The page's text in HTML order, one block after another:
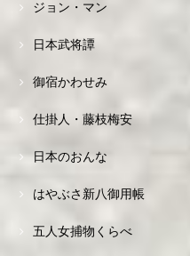
ジョン・マン
日本武将譚
御宿かわせみ
仕掛人・藤枝梅安
日本のおんな
はやぶさ新八御用帳
五人女捕物くらべ